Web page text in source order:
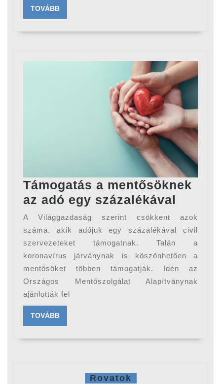
TOVÁBBTOVÁBB
Támogatás a mentősöknek
az adó egy százalékával
a
adó
egy
A Világgazdaság szerint csökkent azok
száma, akik adójuk egy százalékával civil
szervezeteket támogatnak. Talán a
koronavírus járványnak is köszönhetően a
mentősöket többen támogatják. Idén az
Országos Mentőszolgálat Alapítványnak
ajánlották fel
TOVÁBBTOVÁBB
Rovatok